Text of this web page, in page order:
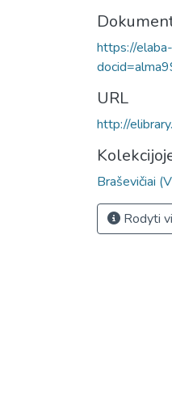
https://
URL
http://
Braševičiai
Rodyti